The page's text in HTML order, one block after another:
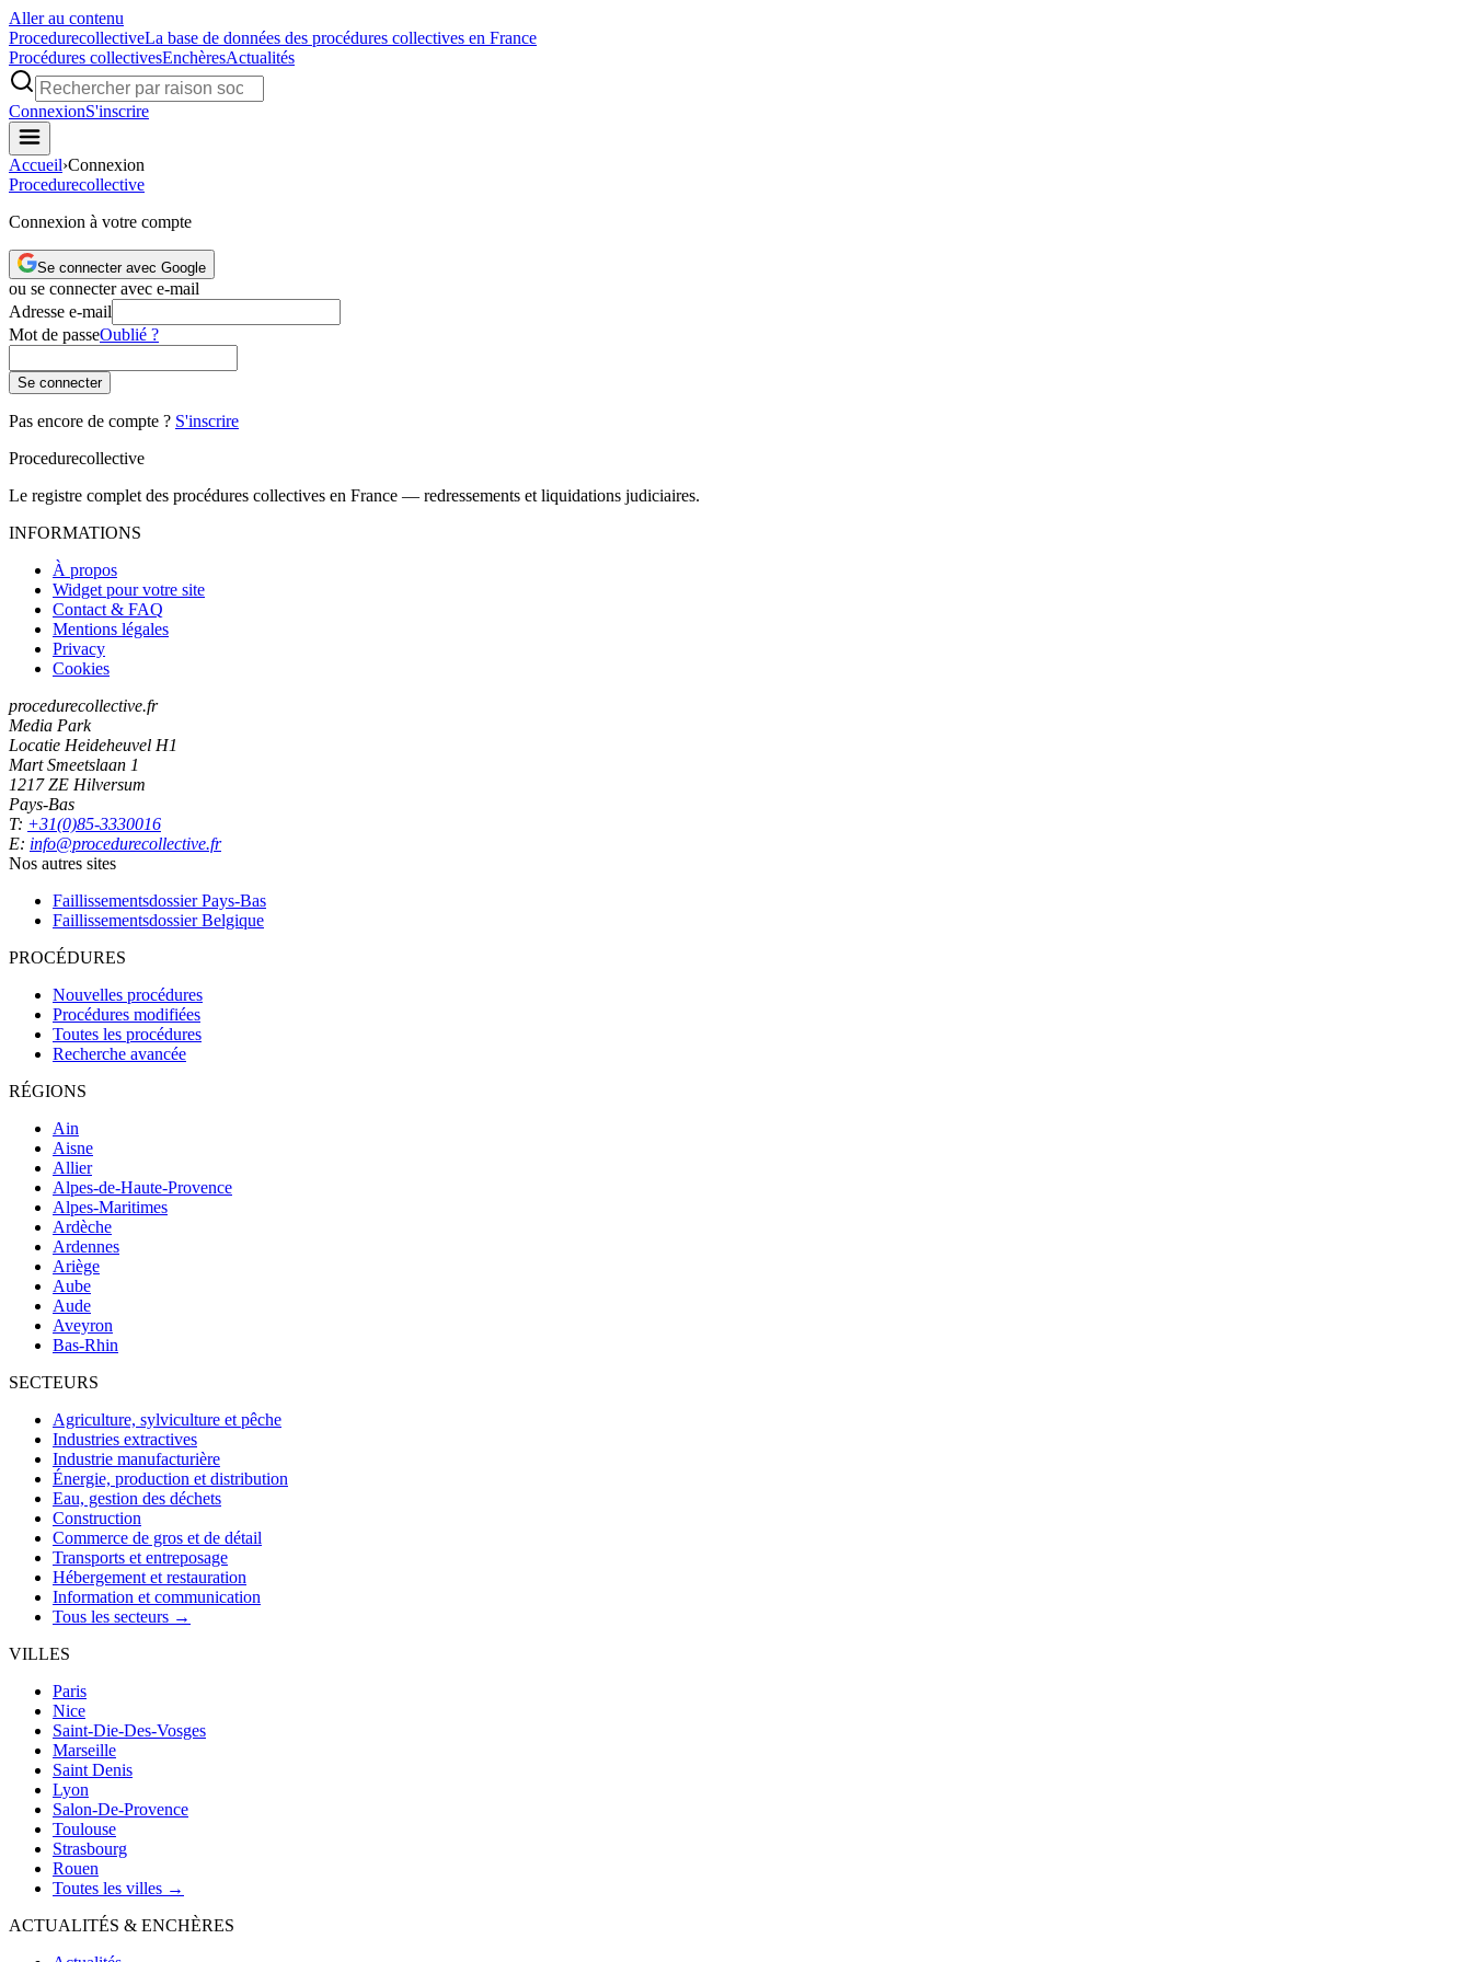
Aller au contenu
ProcedurecollectiveLa base de données des procédures collectives en France
Procédures collectivesEnchèresActualités
ConnexionS'inscrire
Accueil›Connexion
Procedurecollective
Connexion à votre compte
Se connecter avec Google
ou se connecter avec e-mail
Adresse e-mail
Mot de passeOublié ?
Se connecter
Pas encore de compte ? S'inscrire
Procedurecollective
Le registre complet des procédures collectives en France — redressements et liquidations judiciaires.
INFORMATIONS
À propos
Widget pour votre site
Contact & FAQ
Mentions légales
Privacy
Cookies
procedurecollective.fr
Media Park
Locatie Heideheuvel H1
Mart Smeetslaan 1
1217 ZE Hilversum
Pays-Bas
T: +31(0)85-3330016
E: info@procedurecollective.fr
Nos autres sites
Faillissementsdossier Pays-Bas
Faillissementsdossier Belgique
PROCÉDURES
Nouvelles procédures
Procédures modifiées
Toutes les procédures
Recherche avancée
RÉGIONS
Ain
Aisne
Allier
Alpes-de-Haute-Provence
Alpes-Maritimes
Ardèche
Ardennes
Ariège
Aube
Aude
Aveyron
Bas-Rhin
SECTEURS
Agriculture, sylviculture et pêche
Industries extractives
Industrie manufacturière
Énergie, production et distribution
Eau, gestion des déchets
Construction
Commerce de gros et de détail
Transports et entreposage
Hébergement et restauration
Information et communication
Tous les secteurs →
VILLES
Paris
Nice
Saint-Die-Des-Vosges
Marseille
Saint Denis
Lyon
Salon-De-Provence
Toulouse
Strasbourg
Rouen
Toutes les villes →
ACTUALITÉS & ENCHÈRES